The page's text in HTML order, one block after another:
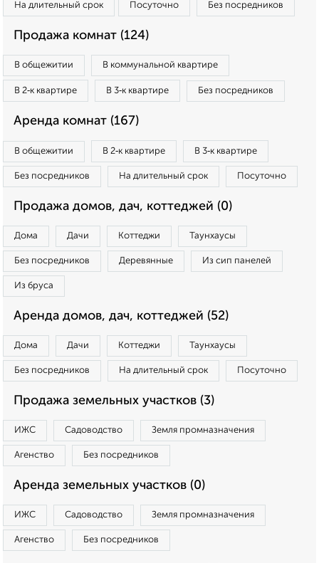
На длительный срок Посуточно Без посредников
Продажа комнат (124)
В общежитии В коммунальной квартире
В 2‑к квартире В 3‑к квартире Без посредников
Аренда комнат (167)
В общежитии В 2‑к квартире В 3‑к квартире
Без посредников На длительный срок Посуточно
Продажа домов, дач, коттеджей (0)
Дома Дачи Коттеджи Таунхаусы
Без посредников Деревянные Из сип панелей
Из бруса
Аренда домов, дач, коттеджей (52)
Дома Дачи Коттеджи Таунхаусы
Без посредников На длительный срок Посуточно
Продажа земельных участков (3)
ИЖС Садоводство Земля промназначения
Агенство Без посредников
Аренда земельных участков (0)
ИЖС Садоводство Земля промназначения
Агенство Без посредников